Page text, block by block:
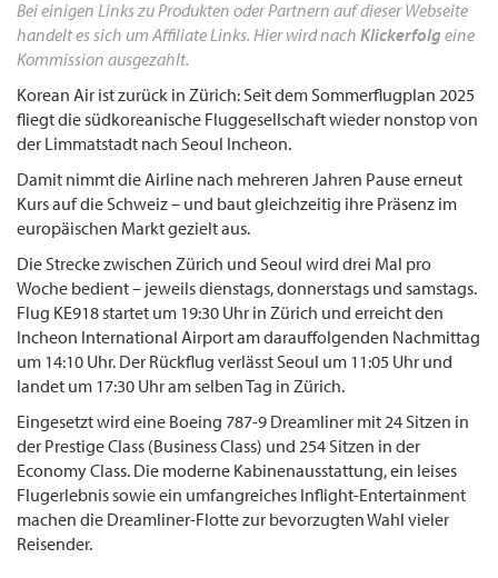
Bei einigen Links zu Produkten oder Partnern auf dieser Webseite
handelt es sich um Affiliate Links. Hier wird nach Klickerfolg eine
Kommission ausgezahlt.
Korean Air ist zurück in Zürich: Seit dem Sommerflugplan 2025
fliegt die südkoreanische Fluggesellschaft wieder nonstop von
der Limmatstadt nach Seoul Incheon.
Damit nimmt die Airline nach mehreren Jahren Pause erneut
Kurs auf die Schweiz – und baut gleichzeitig ihre Präsenz im
europäischen Markt gezielt aus.
Die Strecke zwischen Zürich und Seoul wird drei Mal pro
Woche bedient – jeweils dienstags, donnerstags und samstags.
Flug KE918 startet um 19:30 Uhr in Zürich und erreicht den
Incheon International Airport am darauffolgenden Nachmittag
um 14:10 Uhr. Der Rückflug verlässt Seoul um 11:05 Uhr und
landet um 17:30 Uhr am selben Tag in Zürich.
Eingesetzt wird eine Boeing 787-9 Dreamliner mit 24 Sitzen in
der Prestige Class (Business Class) und 254 Sitzen in der
Economy Class. Die moderne Kabinenausstattung, ein leises
Flugerlebnis sowie ein umfangreiches Inflight-Entertainment
machen die Dreamliner-Flotte zur bevorzugten Wahl vieler
Reisender.